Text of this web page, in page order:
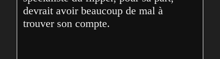
devrait avoir beaucoup de mal à
trouver son compte.